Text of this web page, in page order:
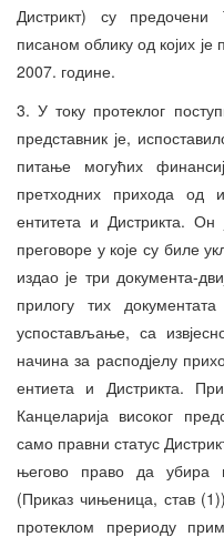
Дистрикт) су
писаном облику од којих
2007. године.
3. У току протеклог
представник је,
питање могућих
претходних прихода од
ентитета и Дистрикта. Он
преговоре у које су биле
издао је три документа-
прилогу тих
успостављање, са
начина за расподјелу
ентиета и Дистрикта.
Канцеларија високог
само правни статус
његово право да убира
(Приказ чињеница, став
протеклом прериоду